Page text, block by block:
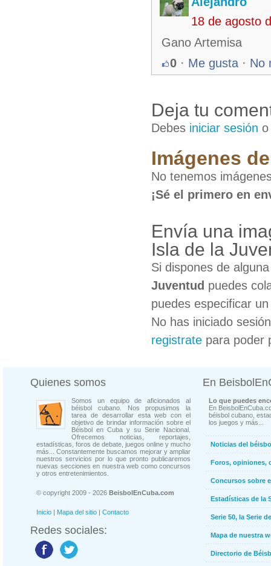
18 de agosto
Gano Artemisa
0 · Me gusta · No
Deja tu
Debes iniciar sesión
Imágenes
No tenemos
¡Sé el primero en
Envía una
Isla de la
Si dispones de
Juventud puedes
puedes especificar
No has iniciado
registrate para poder
Quienes somos
Somos un equipo de aficionados al
béisbol cubano. Nos propusimos la
tarea de desarrollar esta web con el
objetivo de brindar información sobre el
Béisbol en Cuba y su Serie Nacional.
Ofrecemos noticias, reportajes,
estadísticas, foros de debate, juegos online y mucho
más... Constantemente buscamos mejorar y ampliar
nuestros servicios por lo que pronto publicaremos
nuevas secciones en nuestra web como concursos
y otros entretenimientos.
© copyright 2009 - 2026 BeisbolEnCuba.com
Inicio | Mapa del sitio | Contacto
Redes sociales:
En
Lo que puedes
En
béisbol cubano,
los juegos y más...
Noticias del
Foros, opiniones,
Concursos sobre
Estadísticas de la
Serie 50, la Serie
Mapa de nuestra
Directorio de